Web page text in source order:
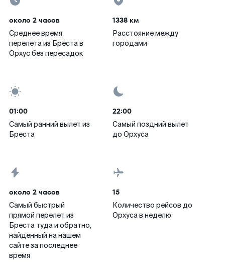
около 2 часов
Среднее время
перелета из Бреста в
Орхус без пересадок
1338 км
Расстояние между
городами
01:00
Самый ранний вылет из
Бреста
22:00
Самый поздний вылет
до Орхуса
около 2 часов
Самый быстрый
прямой перелет из
Бреста туда и обратно,
найденный на нашем
сайте за последнее
время
15
Количество рейсов до
Орхуса в неделю